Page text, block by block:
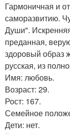
Гармоничная и
саморазвитию.
Души".
преданная,
здоровый образ
русская, из
Имя: любовь.
Возраст: 29.
Рост: 167.
Семейное
Дети: нет.